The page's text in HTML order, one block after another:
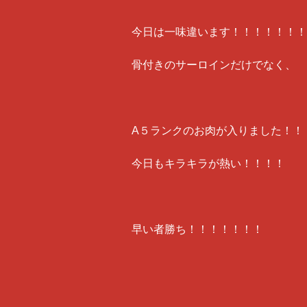
今日は一味違います！！！！！！！
骨付きのサーロインだけでなく、
A５ランクのお肉が入りました！！
今日もキラキラが熱い！！！！
早い者勝ち！！！！！！！